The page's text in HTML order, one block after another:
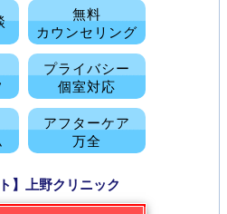
無料
カウンセリング
プライバシー
個室対応
アフターケア
万全
】上野クリニック